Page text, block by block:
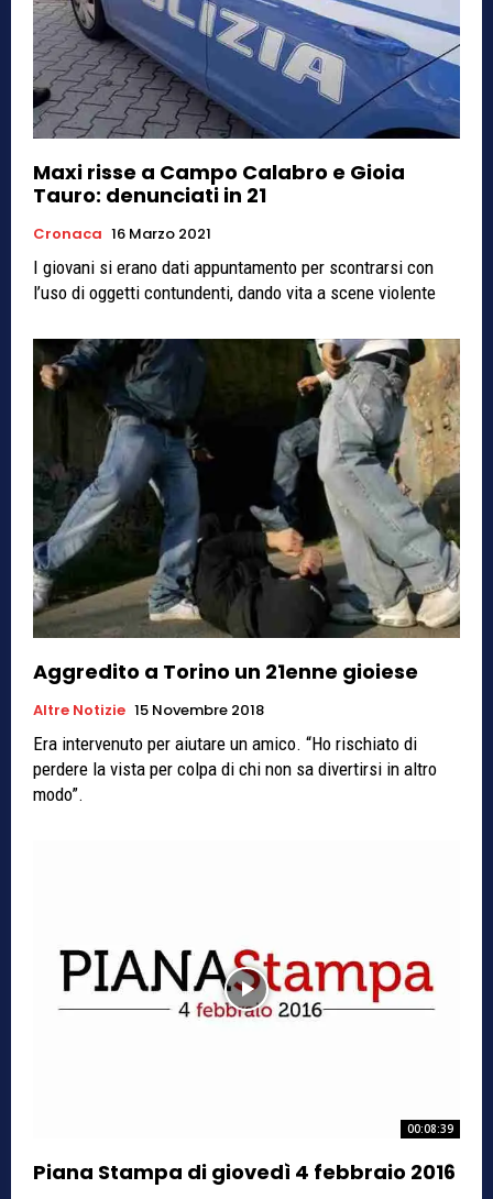
Maxi risse a Campo Calabro e Gioia
Tauro: denunciati in 21
Cronaca 16 Marzo 2021
I giovani si erano dati appuntamento per scontrarsi con
l’uso di oggetti contundenti, dando vita a scene violente
Aggredito a Torino un 21enne gioiese
Altre Notizie 15 Novembre 2018
Era intervenuto per aiutare un amico. “Ho rischiato di
perdere la vista per colpa di chi non sa divertirsi in altro
modo”.
00:08:39
Piana Stampa di giovedì 4 febbraio 2016